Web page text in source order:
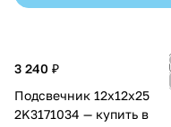
3 240 ₽
Подсвечник 12х12х25
2K3171034 — купить в